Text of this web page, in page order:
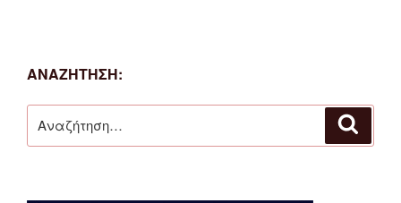
ΑΝΑΖΉΤΗΣΗ:
για: